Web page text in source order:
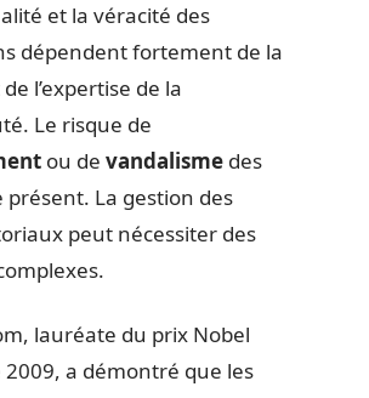
et la véracité des
dépendent fortement de la
l’expertise de la
Le risque de
ou de vandalisme des
présent. La gestion des
peut nécessiter des
lauréate du prix Nobel
2009, a démontré que les